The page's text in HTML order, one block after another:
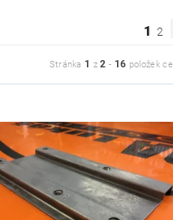
1 2
Stránka 1 z2 - 16 položek